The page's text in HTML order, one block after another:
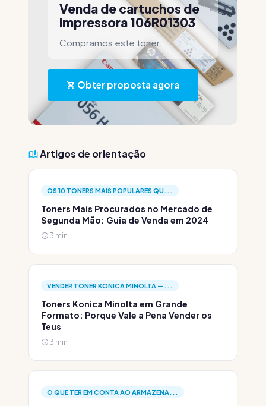
Venda de cartuchos de
impressora 106R01303
Compramos este toner.
Obter proposta agora
Artigos de orientação
OS 10 TONERS MAIS POPULARES QU...
Toners Mais Procurados no Mercado de
Segunda Mão: Guia de Venda em 2024
3 min
VENDER TONER KONICA MINOLTA —...
Toners Konica Minolta em Grande
Formato: Porque Vale a Pena Vender os
Teus
3 min
O QUE TER EM CONTA AO ARMAZENA...